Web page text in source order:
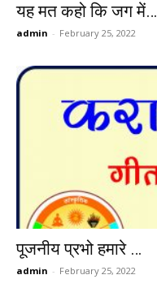
यह मत कहो कि जग में…
admin - February 25, 2022
पूजनीय प्रभो हमारे …
admin - February 25, 2022